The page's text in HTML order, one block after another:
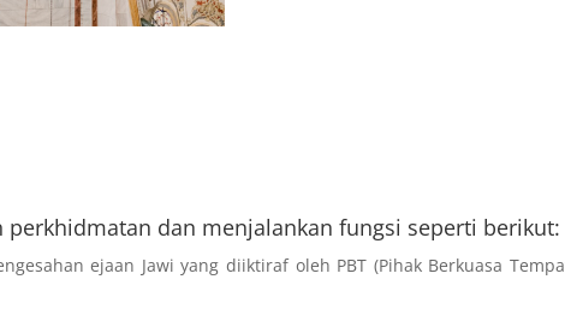
perkhidmatan dan menjalankan fungsi seperti berikut:
ejaan Jawi yang diiktiraf oleh PBT (Pihak Berkuasa